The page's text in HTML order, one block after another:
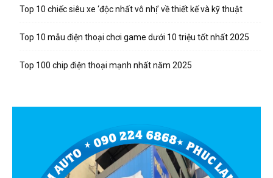
Top 10 chiếc siêu xe ‘độc nhất vô nhị’ về thiết kế và kỹ thuật
Top 10 mẫu điện thoại chơi game dưới 10 triệu tốt nhất 2025
Top 100 chip điện thoại mạnh nhất năm 2025